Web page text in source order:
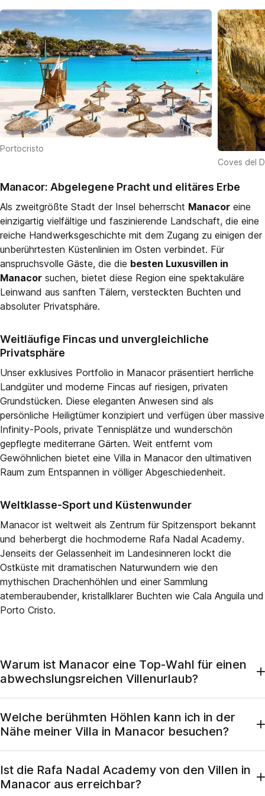
Portocristo
Coves del
Manacor: Abgelegene Pracht und elitäres Erbe
Als zweitgrößte Stadt der Insel beherrscht Manacor eine
einzigartig vielfältige und faszinierende Landschaft, die eine
reiche Handwerksgeschichte mit dem Zugang zu einigen der
unberührtesten Küstenlinien im Osten verbindet. Für
anspruchsvolle Gäste, die die besten Luxusvillen in
Manacor suchen, bietet diese Region eine spektakuläre
Leinwand aus sanften Tälern, versteckten Buchten und
absoluter Privatsphäre.
Weitläufige Fincas und unvergleichliche
Privatsphäre
Unser exklusives Portfolio in Manacor präsentiert herrliche
Landgüter und moderne Fincas auf riesigen, privaten
Grundstücken. Diese eleganten Anwesen sind als
persönliche Heiligtümer konzipiert und verfügen über massive
Infinity-Pools, private Tennisplätze und wunderschön
gepflegte mediterrane Gärten. Weit entfernt vom
Gewöhnlichen bietet eine Villa in Manacor den ultimativen
Raum zum Entspannen in völliger Abgeschiedenheit.
Weltklasse-Sport und Küstenwunder
Manacor ist weltweit als Zentrum für Spitzensport bekannt
und beherbergt die hochmoderne Rafa Nadal Academy.
Jenseits der Gelassenheit im Landesinneren lockt die
Ostküste mit dramatischen Naturwundern wie den
mythischen Drachenhöhlen und einer Sammlung
atemberaubender, kristallklarer Buchten wie Cala Anguila und
Porto Cristo.
Warum ist Manacor eine Top-Wahl für einen
abwechslungsreichen Villenurlaub?
unglaubliche Fülle an Aktivitäten, die von Entspannung an
der Küste in Porto Cristo bis hin zu kulturellen Entdeckungen
im historischen Zentrum reichen. Der Aufenthalt in unseren
berühmten Höhlen und Handwerksmärkte der Region zu
erkunden. Es ist ein ideales Ziel für aktive Familien und Elite-
Welche berühmten Höhlen kann ich in der
Nähe meiner Villa in Manacor besuchen?
geheimnisvollen Höhlensysteme, insbesondere die
legendären Drachenhöhlen und Hams-Höhlen. Die
Ist die Rafa Nadal Academy von den Villen in
Manacor aus erreichbar?